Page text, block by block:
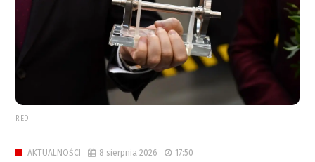
RED.
AKTUALNOŚCI 8 sierpnia 2026 17:50